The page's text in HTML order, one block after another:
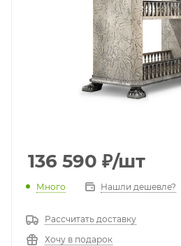
136 590 ₽/шт
Много Нашли дешевле?
Рассчитать доставку
Хочу в подарок